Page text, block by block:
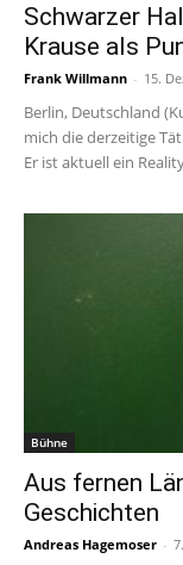
Schwarzer
Krause als
Frank Willmann - 15.
Berlin, Deutschland
mich die derzeitige
Er ist aktuell ein
Bühne
Aus fernen
Geschichten
Andreas Hagemoser -